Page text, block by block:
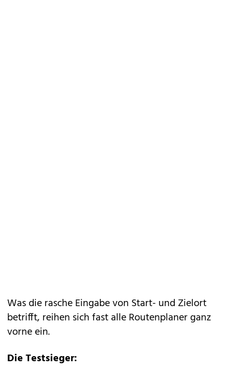
Was die rasche Eingabe von Start- und Zielort
betrifft, reihen sich fast alle Routenplaner ganz
vorne ein.
Die Testsieger: